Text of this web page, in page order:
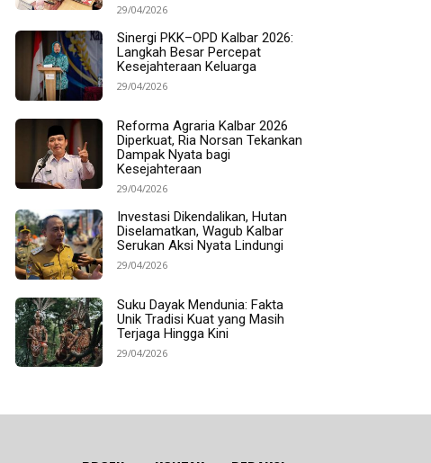
29/04/2026
Sinergi PKK–OPD Kalbar 2026:
Langkah Besar Percepat
Kesejahteraan Keluarga
29/04/2026
Reforma Agraria Kalbar 2026
Diperkuat, Ria Norsan Tekankan
Dampak Nyata bagi
Kesejahteraan
29/04/2026
Investasi Dikendalikan, Hutan
Diselamatkan, Wagub Kalbar
Serukan Aksi Nyata Lindungi
29/04/2026
Suku Dayak Mendunia: Fakta
Unik Tradisi Kuat yang Masih
Terjaga Hingga Kini
29/04/2026